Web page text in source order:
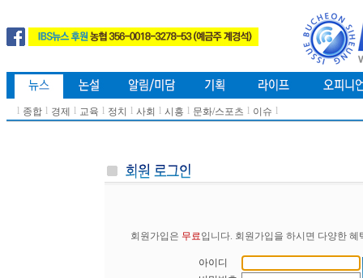
l 종합 l 경제 l 교육 l 정치 l 사회 l 시흥 l 문화/스포츠 l 이슈 l
회원가입은 무료입니다. 회원가입을 하시면 다양한
아이디